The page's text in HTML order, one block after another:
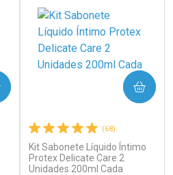
Ativar Desconto
Comprar sem Desconto
(68)
Kit Sabonete Líquido Íntimo
Protex Delicate Care 2
Unidades 200ml Cada
COMPRAR